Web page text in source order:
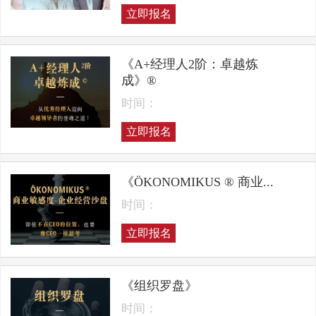
立即报名
《A+经理人2阶：卓越炼
成》®
时间：
立即报名
《ÖKONOMIKUS ® 商业...
时间：
立即报名
《组织罗盘》
时间：